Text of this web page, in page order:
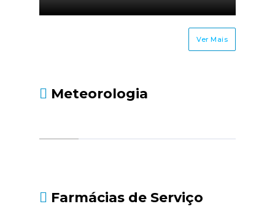
Ver Mais
Meteorologia
Farmácias de Serviço